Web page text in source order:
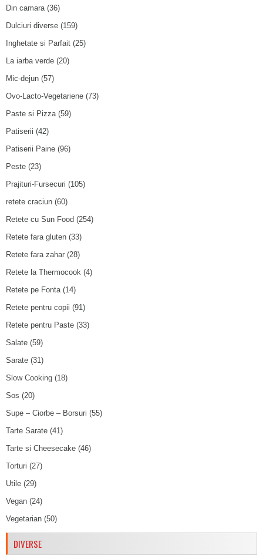
Din camara(36)
Dulciuri diverse (159)
Inghetate si Parfait (25)
La iarba verde (20)
Mic-dejun (57)
Ovo-Lacto-Vegetariene (73)
Paste si Pizza(59)
Patiserii (42)
Patiserii Paine (96)
Peste (23)
Prajituri-Fursecuri (105)
retete craciun (60)
Retete cu Sun Food (254)
Retete fara gluten (33)
Retete fara zahar (28)
Retete la Thermocook (4)
Retete pe Fonta(14)
Retete pentru copii (91)
Retete pentru Paste (33)
Salate (59)
Sarate (31)
Slow Cooking (18)
Sos (20)
Supe – Ciorbe – Borsuri (55)
Tarte Sarate (41)
Tarte si Cheesecake (46)
Torturi (27)
Utile (29)
Vegan (24)
Vegetarian (50)
DIVERSE